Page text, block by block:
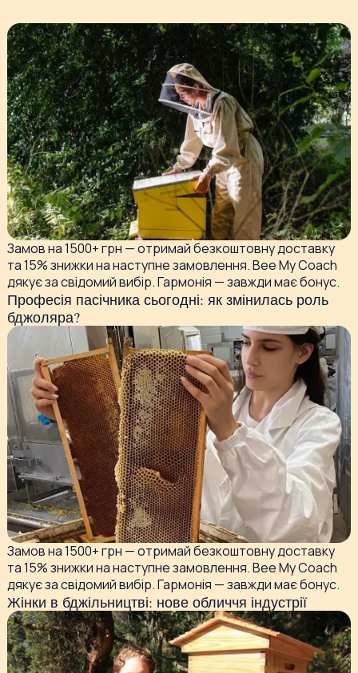
Замов на 1500+ грн — отримай безкоштовну доставку
та 15% знижки на наступне замовлення. Bee My Coach
дякує за свідомий вибір. Гармонія — завжди має бонус.
Професія пасічника сьогодні: як змінилась роль
бджоляра?
Замов на 1500+ грн — отримай безкоштовну доставку
та 15% знижки на наступне замовлення. Bee My Coach
дякує за свідомий вибір. Гармонія — завжди має бонус.
Жінки в бджільництві: нове обличчя індустрії